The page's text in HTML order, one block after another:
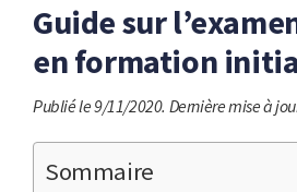
métiers
de
sécurité
privée
Guide sur
en formation
Publié le 9/11/2020. Dernière mise à
Sommaire